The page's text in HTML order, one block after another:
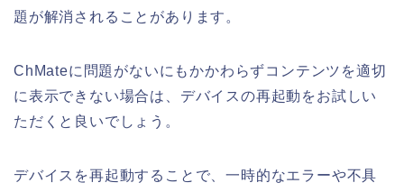
題が解消されることがあります。
ChMateに問題がないにもかかわらずコンテンツを適切
に表示できない場合は、デバイスの再起動をお試しい
ただくと良いでしょう。
デバイスを再起動することで、一時的なエラーや不具